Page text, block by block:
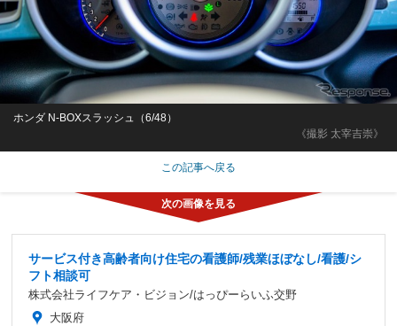
《撮影 太宰吉崇》
ホンダ N-BOXスラッシュ（6/48）
この記事へ戻る
サービス付き高齢者向け住宅の看護師/残業ほぼなし/看護/シ
フト相談可
株式会社ライフケア・ビジョン/はっぴーらいふ交野
大阪府